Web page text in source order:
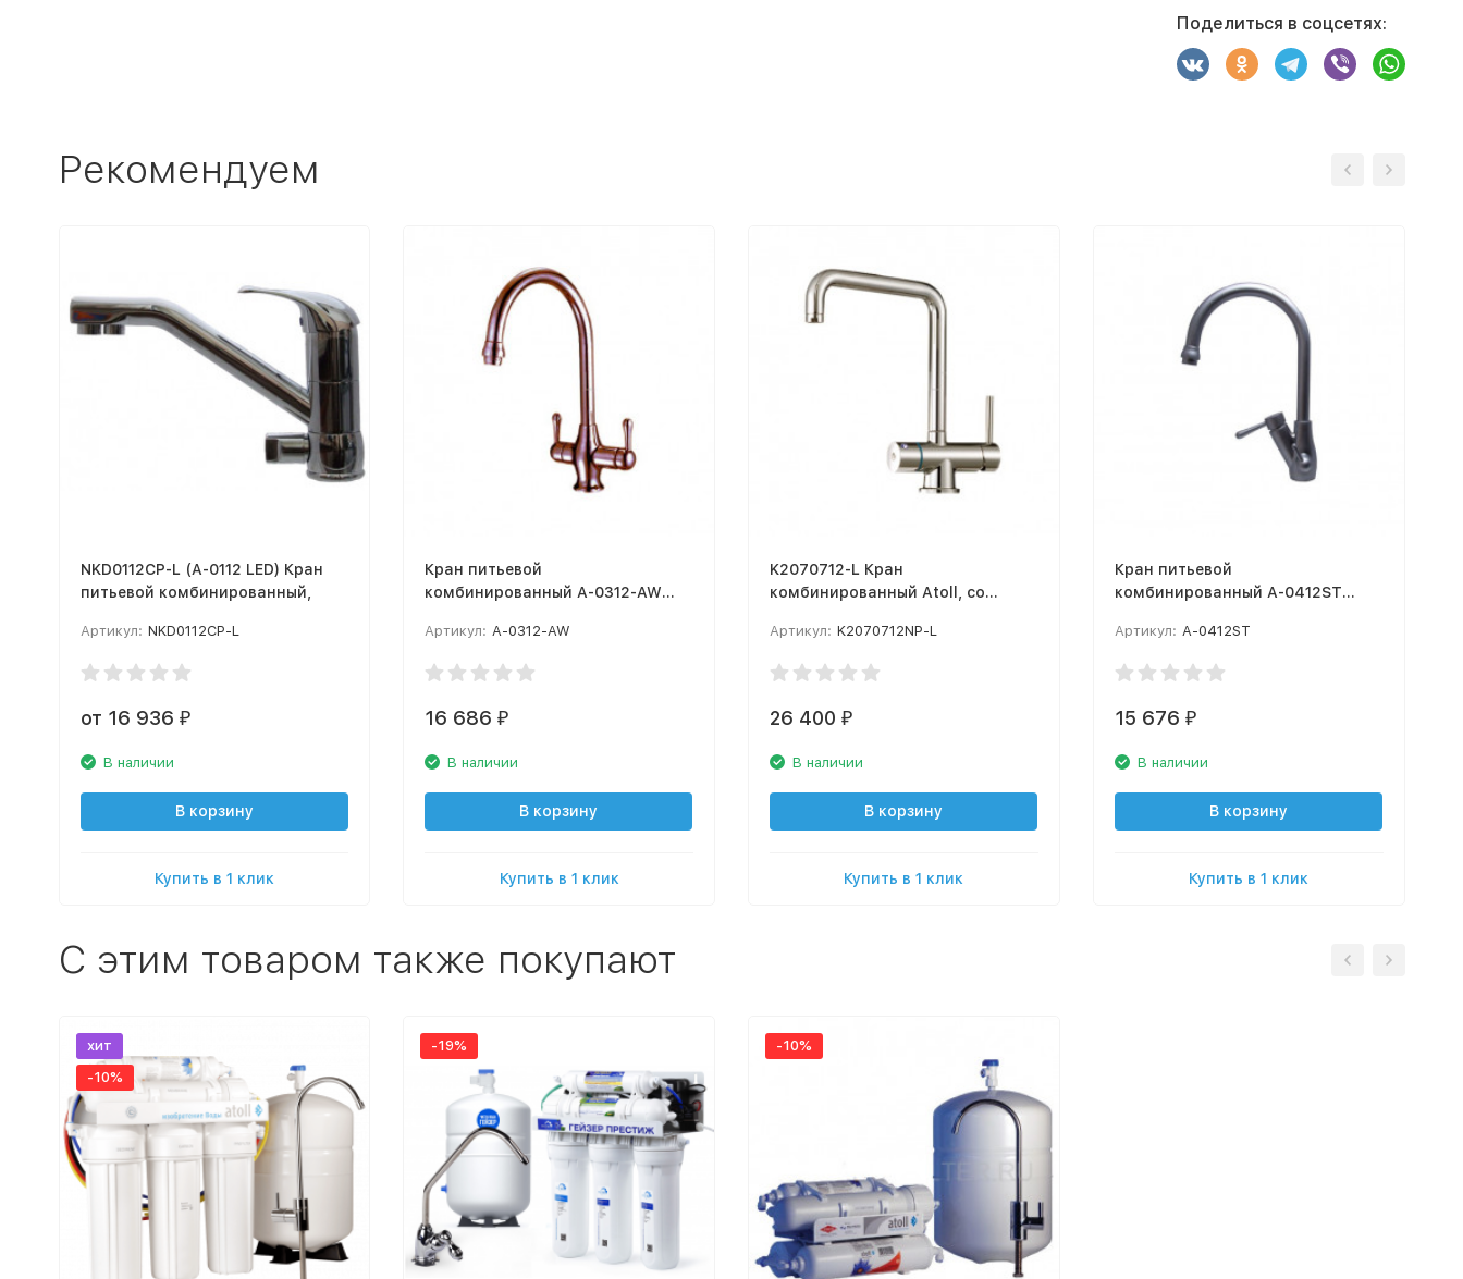
Поделиться в соцсетях:
Рекомендуем
NKD0112CP-L (A-0112 LED) Кран
питьевой комбинированный,
Артикул: NKD0112CP-L
от 16 936 ₽
В наличии
В корзину
Купить в 1 клик
Кран питьевой
комбинированный A-0312-AW
Артикул: A-0312-AW
16 686 ₽
В наличии
В корзину
Купить в 1 клик
K2070712-L Кран
комбинированный Atoll, со
Артикул: K2070712NP-L
26 400 ₽
В наличии
В корзину
Купить в 1 клик
Кран питьевой
комбинированный A-0412ST
Артикул: A-0412ST
15 676 ₽
В наличии
В корзину
Купить в 1 клик
C этим товаром также покупают
хит
-10%
-19% -10%